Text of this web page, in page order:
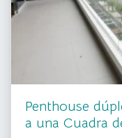
Penthouse
a una Cuadra